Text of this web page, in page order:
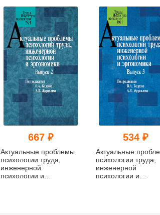
667 ₽
Актуальные проблемы
психологии труда,
инженерной
психологии и
534 ₽
Актуальные
психологии труда,
инженерной
психологии и